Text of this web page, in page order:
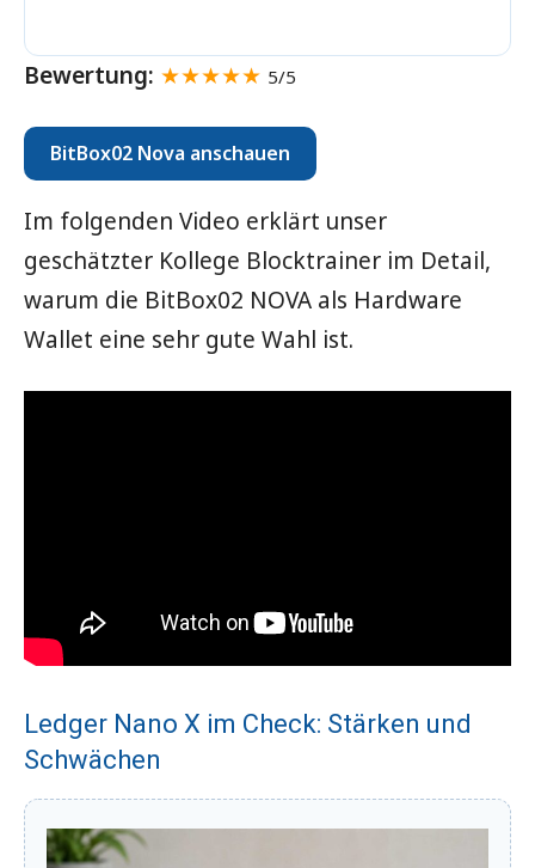
Bewertung: ★★★★★ 5/5
BitBox02 Nova anschauen
Im folgenden Video erklärt unser
geschätzter Kollege Blocktrainer im Detail,
warum die BitBox02 NOVA als Hardware
Wallet eine sehr gute Wahl ist.
Ledger Nano X im Check: Stärken und
Schwächen